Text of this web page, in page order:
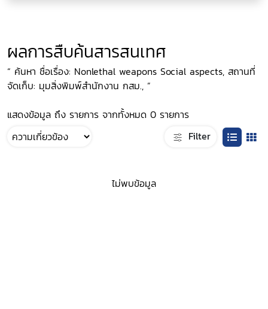
ผลการสืบค้นสารสนเทศ
“ ค้นหา ชื่อเรื่อง: Nonlethal weapons Social aspects, สถานที่
จัดเก็บ: มุมสิ่งพิมพ์สำนักงาน กสม., ”
แสดงข้อมูล ถึง รายการ จากทั้งหมด 0 รายการ
Filter
ไม่พบข้อมูล